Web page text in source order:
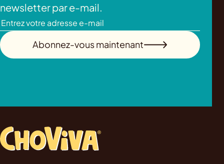
newsletter par e-mail.
Abonnez-vous maintenant